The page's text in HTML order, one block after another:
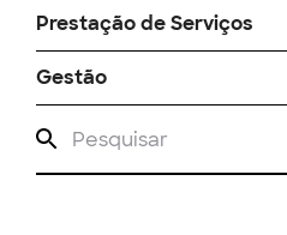
Prestação de Serviços
Gestão